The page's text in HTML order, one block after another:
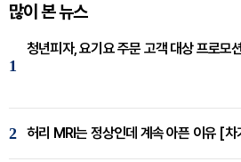
많이 본 뉴스
1
청년피자, 요기요 주문 고객 대상 프로모
2 허리 MRI는 정상인데 계속 아픈 이유 [차